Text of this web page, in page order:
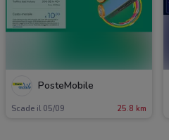
PosteMobile
Scade il 05/09 25.8 km